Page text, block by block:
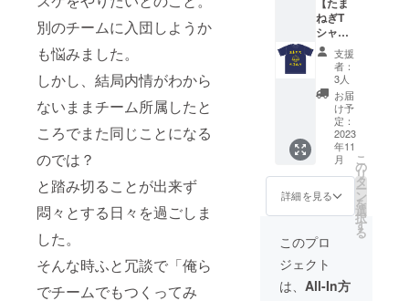
別のチームに入団しようか
も悩みました。
しかし、結局内情がわから
ないままチーム所属したと
ころでまた同じことになる
のでは？
と踏み切ることが出来ず
悶々とする日々を過ごしま
した。
そんな時ふと冗談で「俺ら
でチームでもつくってみ
供たちにやって
ほしいことなど
も可能な限り
チャレンジいた
します！！
ねぎT
シャ
ツ】 文
字の色
は黄色
になり
ます。
Tシャツ
自体の
色は多
数ござ
います
のでご
希望の
色をお
伺いし
てから
の発注
となり
ます。
支援
者：
3人
お届
け予
定：
2023
年11
月
詳細を見る
こ
の
リ
タ
ー
ン
を
選
択
す
る
このプロ
ジェクト
は、 All-In方